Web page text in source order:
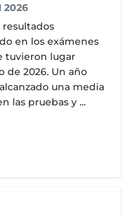
en los exámenes
tuvieron lugar
de 2026. Un año
una media
las pruebas y ...